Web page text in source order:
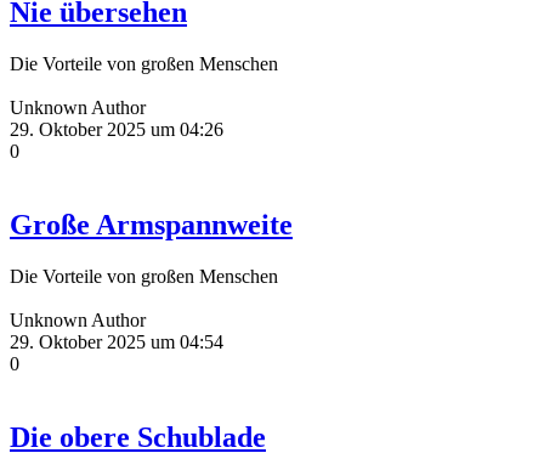
Nie übersehen
Die Vorteile von großen Menschen
Unknown Author
29. Oktober 2025 um 04:26
0
Große Armspannweite
Die Vorteile von großen Menschen
Unknown Author
29. Oktober 2025 um 04:54
0
Die obere Schublade